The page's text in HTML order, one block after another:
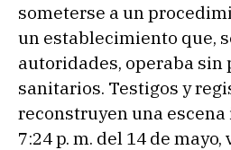
someterse a un
un establecimiento que,
autoridades, operaba sin
sanitarios. Testigos y
reconstruyen una
7:24 p. m. del 14 de